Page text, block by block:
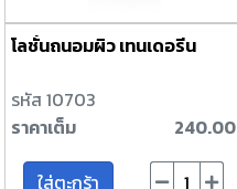
โลชั่นถนอมผิว เทนเดอรีน
รหัส 10703
ราคาเต็ม
240.00
ใส่ตะกร้า